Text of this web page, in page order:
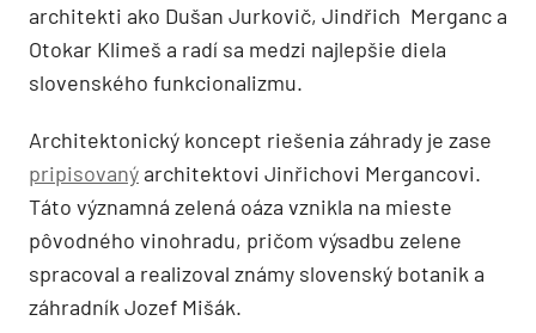
architekti ako Dušan Jurkovič, Jindřich Merganc a
Otokar Klimeš a radí sa medzi najlepšie diela
slovenského funkcionalizmu.
Architektonický koncept riešenia záhrady je zase
pripisovanýarchitektovi Jinřichovi Mergancovi.
Táto významná zelená oáza vznikla na mieste
pôvodného vinohradu, pričom výsadbu zelene
spracoval a realizoval známy slovenský botanik a
záhradník Jozef Mišák.